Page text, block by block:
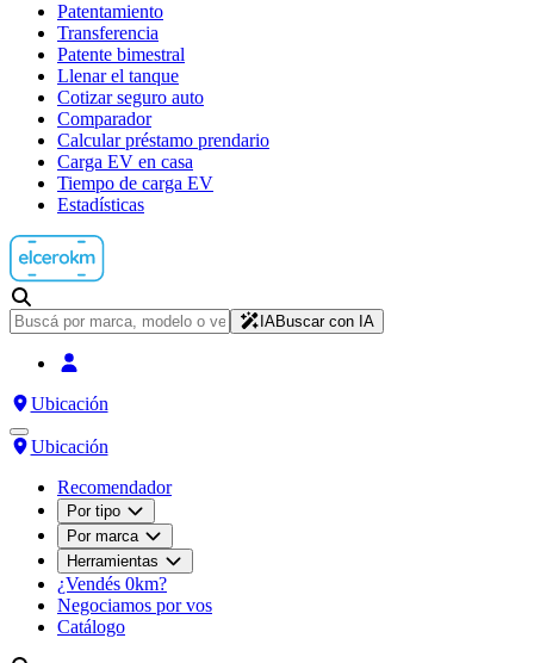
Patentamiento
Transferencia
Patente bimestral
Llenar el tanque
Cotizar seguro auto
Comparador
Calcular préstamo prendario
Carga EV en casa
Tiempo de carga EV
Estadísticas
IABuscar con IA
Ubicación
Ubicación
Recomendador
Por tipo
Por marca
Herramientas
¿Vendés 0km?
Negociamos por vos
Catálogo